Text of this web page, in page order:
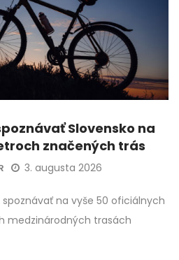
Slovensko na
značených trás
3. augusta 2026
na vyše 50 oficiálnych
medzinárodných trasách